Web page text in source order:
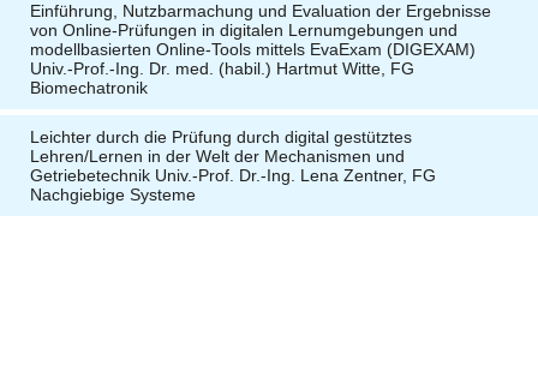
Einführung, Nutzbarmachung und Evaluation der Ergebnisse
von Online-Prüfungen in digitalen Lernumgebungen und
modellbasierten Online-Tools mittels EvaExam (DIGEXAM)
Univ.-Prof.-Ing. Dr. med. (habil.) Hartmut Witte, FG
Biomechatronik
Leichter durch die Prüfung durch digital gestütztes
Lehren/Lernen in der Welt der Mechanismen und
Getriebetechnik Univ.-Prof. Dr.-Ing. Lena Zentner, FG
Nachgiebige Systeme